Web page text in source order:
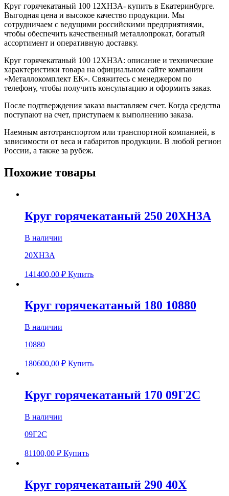
Круг горячекатаный 100 12ХН3А- купить в Екатеринбурге.
Выгодная цена и высокое качество продукции. Мы
сотрудничаем с ведущими российскими предприятиями,
чтобы обеспечить качественный металлопрокат, богатый
ассортимент и оперативную доставку.
Круг горячекатаный 100 12ХН3А: описание и технические
характеристики товара на официальном сайте компании
«Металлокомплект ЕК». Свяжитесь с менеджером по
телефону, чтобы получить консультацию и оформить заказ.
После подтверждения заказа выставляем счет. Когда средства
поступают на счет, приступаем к выполнению заказа.
Наемным автотранспортом или транспортной компанией, в
зависимости от веса и габаритов продукции. В любой регион
России, а также за рубеж.
Похожие товары
Круг горячекатаный 250 20ХН3А
В наличии
20ХН3А
141400,00 ₽ Купить
Круг горячекатаный 180 10880
В наличии
10880
180600,00 ₽ Купить
Круг горячекатаный 170 09Г2С
В наличии
09Г2С
81100,00 ₽ Купить
Круг горячекатаный 290 40Х